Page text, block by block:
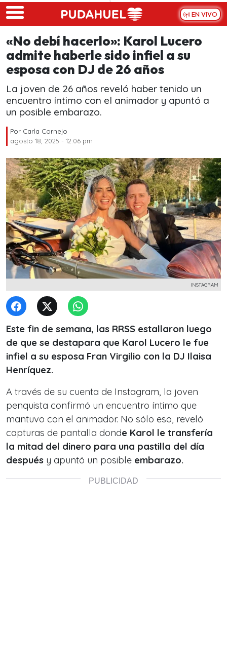
Skip to main content
EN VIVO
«No debí hacerlo»: Karol Lucero
admite haberle sido infiel a su
esposa con DJ de 26 años
La joven de 26 años reveló haber tenido un
encuentro íntimo con el animador y apuntó a
un posible embarazo.
Por Carla Cornejo
agosto 18, 2025 - 12:06 pm
INSTAGRAM
Este fin de semana, las RRSS estallaron luego
de que se destapara que Karol Lucero le fue
infiel a su esposa Fran Virgilio con la DJ Ilaisa
Henríquez.
A través de su cuenta de Instagram, la joven
penquista confirmó un encuentro íntimo que
mantuvo con el animador. No sólo eso, reveló
capturas de pantalla donde Karol le transfería
la mitad del dinero para una pastilla del día
después y apuntó un posible embarazo.